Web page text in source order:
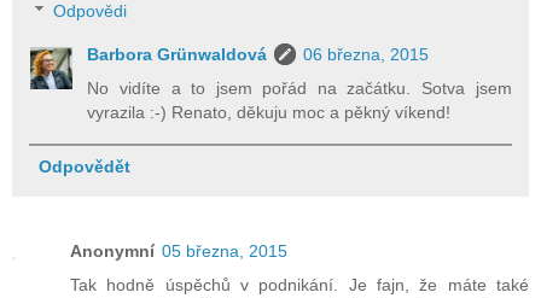
Odpovědi
Barbora Grünwaldová
06 března, 2015
No vidíte a to jsem pořád na začátku. Sotva jsem
vyrazila :-) Renato, děkuju moc a pěkný víkend!
Odpovědět
Anonymní 05 března, 2015
Tak hodně úspěchů v podnikání. Je fajn, že máte také